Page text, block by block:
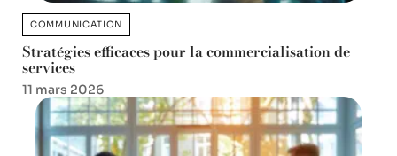
COMMUNICATION
Stratégies efficaces pour la commercialisation de
services
11 mars 2026